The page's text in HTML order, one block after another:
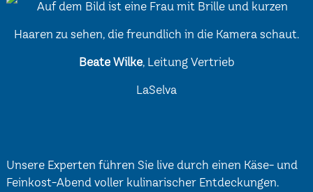
Beate Wilke, Leitung Vertrieb
LaSelva
Unsere Experten führen Sie live durch einen Käse- und
Feinkost-Abend voller kulinarischer Entdeckungen.